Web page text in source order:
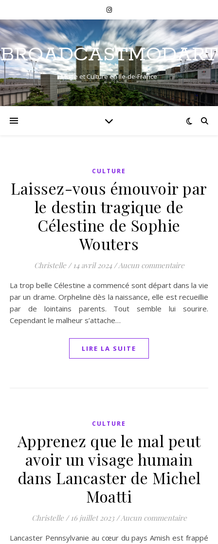
BROADCASTMODART
Mode et Culture en Ile-de-France
CULTURE
Laissez-vous émouvoir par
le destin tragique de
Célestine de Sophie
Wouters
Christelle / 14 avril 2024 /Aucun commentaire
La trop belle Célestine a commencé sont départ dans la vie
par un drame. Orpheline dès la naissance, elle est recueillie
par de lointains parents. Tout semble lui sourire.
Cependant le malheur s’attache…
LIRE LA SUITE
CULTURE
Apprenez que le mal peut
avoir un visage humain
dans Lancaster de Michel
Moatti
Christelle / 16 juillet 2023 /Aucun commentaire
Lancaster Pennsylvanie au cœur du pays Amish est frappé